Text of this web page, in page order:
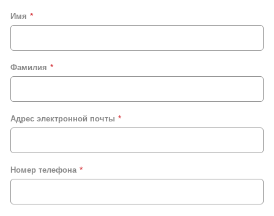
Имя
Фамилия
Адрес электронной почты
Номер телефона